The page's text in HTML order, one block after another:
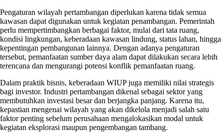
Pengaturan wilayah pertambangan diperlukan karena tidak semua
kawasan dapat digunakan untuk kegiatan penambangan. Pemerintah
perlu mempertimbangkan berbagai faktor, mulai dari tata ruang,
kondisi lingkungan, keberadaan kawasan lindung, status lahan, hingga
kepentingan pembangunan lainnya. Dengan adanya pengaturan
tersebut, pemanfaatan sumber daya alam dapat dilakukan secara lebih
terencana dan mengurangi potensi konflik pemanfaatan ruang.
Dalam praktik bisnis, keberadaan WIUP juga memiliki nilai strategis
bagi investor. Industri pertambangan dikenal sebagai sektor yang
membutuhkan investasi besar dan berjangka panjang. Karena itu,
kepastian mengenai wilayah yang akan dikelola menjadi salah satu
faktor penting sebelum perusahaan mengalokasikan modal untuk
kegiatan eksplorasi maupun pengembangan tambang.